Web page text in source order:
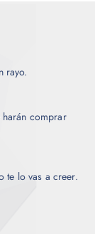
rayo.
harán comprar
te lo vas a creer.